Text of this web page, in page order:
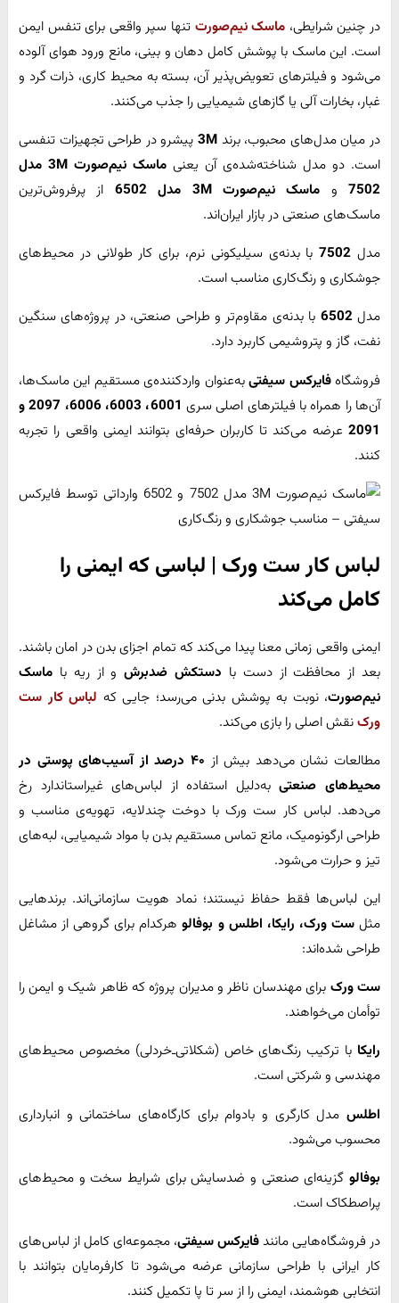
در چنین شرایطی، ماسک نیم‌صورت تنها سپر واقعی برای تنفس ایمن
است. این ماسک با پوشش کامل دهان و بینی، مانع ورود هوای آلوده
می‌شود و فیلترهای تعویض‌پذیر آن، بسته به محیط کاری، ذرات گرد و
غبار، بخارات آلی یا گازهای شیمیایی را جذب می‌کنند.
در میان مدل‌های محبوب، برند 3M پیشرو در طراحی تجهیزات تنفسی
است. دو مدل شناخته‌شده‌ی آن یعنی
ماسک نیم‌صورت 3M مدل
7502 و ماسک نیم‌صورت 3M مدل 6502
از پرفروش‌ترین
ماسک‌های صنعتی در بازار ایران‌اند.
مدل 7502 با بدنه‌ی سیلیکونی نرم، برای کار طولانی در محیط‌های
جوشکاری و رنگ‌کاری مناسب است.
مدل6502 با بدنه‌ی مقاوم‌تر و طراحی صنعتی، در پروژه‌های سنگین
نفت، گاز و پتروشیمی کاربرد دارد.
فروشگاهفایرکس سیفتیبه‌عنوان واردکننده‌ی مستقیم این ماسک‌ها،
آن‌ها را همراه با فیلترهای اصلی سری
6001، 6003، 6006، 2097 و
2091 عرضه می‌کند تا کاربران حرفه‌ای بتوانند ایمنی واقعی را تجربه
کنند.
لباس کار ست ورک | لباسی که ایمنی را
کامل می‌کند
ایمنی واقعی زمانی معنا پیدا می‌کند که تمام اجزای بدن در امان باشند.
بعد از محافظت از دست با دستکش ضد‌برشو از ریه با ماسک
نیم‌صورت، نوبت به پوشش بدنی می‌رسد؛ جایی که لباس کار ست
ورکنقش اصلی را بازی می‌کند.
مطالعات نشان می‌دهد بیش از
۴۰ درصد از آسیب‌های پوستی در
محیط‌های صنعتیبه‌دلیل استفاده از لباس‌های غیر‌استاندارد رخ
می‌دهد. لباس کار ست ورک با دوخت چند‌لایه، تهویه‌ی مناسب و
طراحی ارگونومیک، مانع تماس مستقیم بدن با مواد شیمیایی، لبه‌های
تیز و حرارت می‌شود.
این لباس‌ها فقط حفاظ نیستند؛ نماد هویت سازمانی‌اند. برندهایی
مثلست ورک، رایکا، اطلس و بوفالو هرکدام برای گروهی از مشاغل
طراحی شده‌اند:
ست ورک برای مهندسان ناظر و مدیران پروژه که ظاهر شیک و ایمن را
توأمان می‌خواهند.
رایکا با ترکیب رنگ‌های خاص (شکلاتی‌ـ‌خردلی) مخصوص محیط‌های
مهندسی و شرکتی است.
اطلس مدل کارگری و بادوام برای کارگاه‌های ساختمانی و انبارداری
محسوب می‌شود.
بوفالو گزینه‌ای صنعتی و ضد‌سایش برای شرایط سخت و محیط‌های
پر‌اصطکاک است.
در فروشگاه‌هایی مانندفایرکس سیفتی، مجموعه‌ای کامل از لباس‌های
کار ایرانی با طراحی سازمانی عرضه می‌شود تا کارفرمایان بتوانند با
انتخابی هوشمند، ایمنی را از سر تا پا تکمیل کنند.